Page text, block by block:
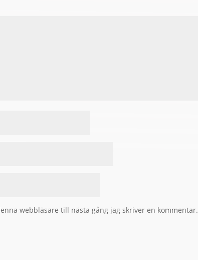
webbläsare till nästa gång jag skriver en kommentar.